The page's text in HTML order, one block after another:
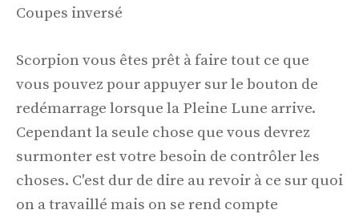
Coupes inversé
Scorpion vous êtes prêt à faire tout ce que
vous pouvez pour appuyer sur le bouton de
redémarrage lorsque la Pleine Lune arrive.
Cependant la seule chose que vous devrez
surmonter est votre besoin de contrôler les
choses. C'est dur de dire au revoir à ce sur quoi
on a travaillé mais on se rend compte